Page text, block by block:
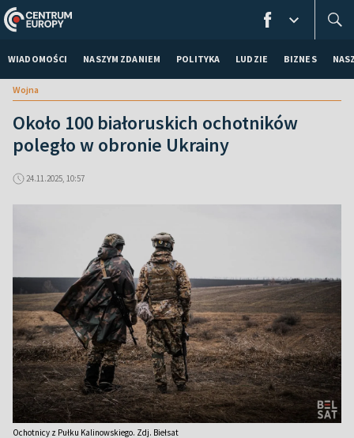
WIADOMOŚCI NASZYM ZDANIEM POLITYKA LUDZIE BIZNES
Wojna
Około 100 białoruskich ochotników
poległo w obronie Ukrainy
24.11.2025, 10:57
Ochotnicy z Pułku Kalinowskiego. Zdj. Biełsat